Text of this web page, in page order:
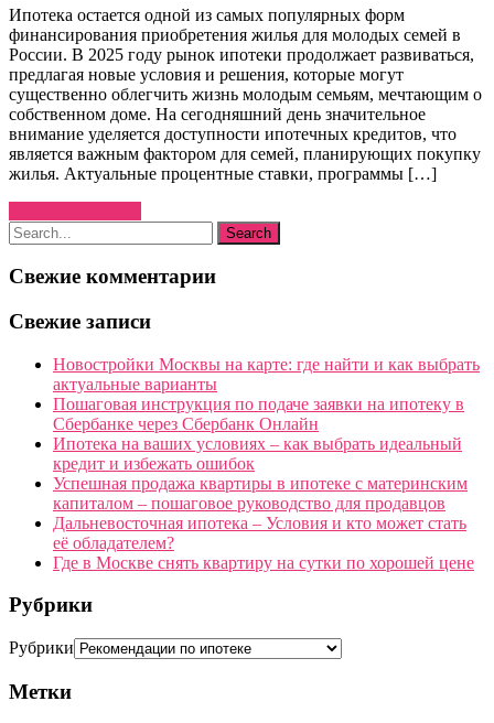
Ипотека остается одной из самых популярных форм
финансирования приобретения жилья для молодых семей в
России. В 2025 году рынок ипотеки продолжает развиваться,
предлагая новые условия и решения, которые могут
существенно облегчить жизнь молодым семьям, мечтающим о
собственном доме. На сегодняшний день значительное
внимание уделяется доступности ипотечных кредитов, что
является важным фактором для семей, планирующих покупку
жилья. Актуальные процентные ставки, программы […]
Свежие комментарии
Свежие записи
Новостройки Москвы на карте: где найти и как выбрать
актуальные варианты
Пошаговая инструкция по подаче заявки на ипотеку в
Сбербанке через Сбербанк Онлайн
Ипотека на ваших условиях – как выбрать идеальный
кредит и избежать ошибок
Успешная продажа квартиры в ипотеке с материнским
капиталом – пошаговое руководство для продавцов
Дальневосточная ипотека – Условия и кто может стать
её обладателем?
Где в Москве снять квартиру на сутки по хорошей цене
Рубрики
Рубрики
Метки